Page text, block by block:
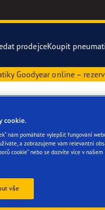
Zobrazit
prodejceKoupit
Goodyear online –
vozidla střední třídy,
mají vynikající záběr.
než letní pneumatiky.
245 45 R19
u malých modelů
cookie.
nám pomáháte vylepšit fungování
a zobrazujeme vám relevantní
cookie“ nebo se dozvíte více v našem
vše